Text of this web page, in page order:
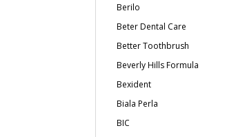
Berilo
Beter Dental Care
Better Toothbrush
Beverly Hills Formula
Bexident
Biala Perla
BIC